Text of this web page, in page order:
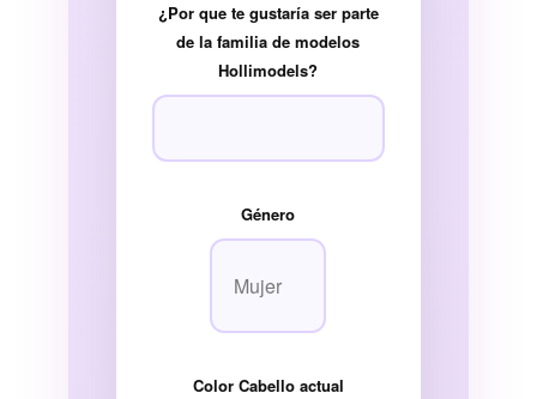
¿Por que te gustaría ser parte
de la familia de modelos
Hollimodels?
Género
Color Cabello actual